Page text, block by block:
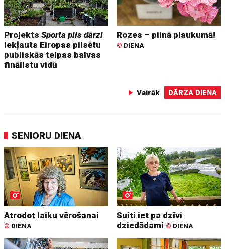
ProjektsSporta pils dārzi
iekļauts Eiropas pilsētu
publiskās telpas balvas
finālistu vidū
Rozes – pilnā plaukumā!
© DIENA
Vairāk DĀRZA DIENA
SENIORU DIENA
Atrodot laiku vērošanai
© DIENA
Suiti iet pa dzīvi
dziedādami © DIENA